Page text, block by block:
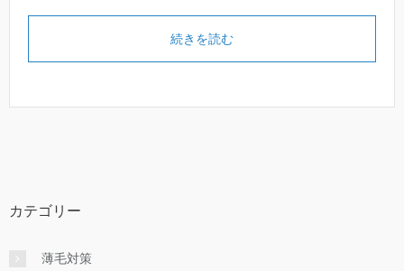
続きを読む
カテゴリー
薄毛対策